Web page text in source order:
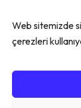
Web sitemizde
çerezleri
FAQ
Terms Of Service